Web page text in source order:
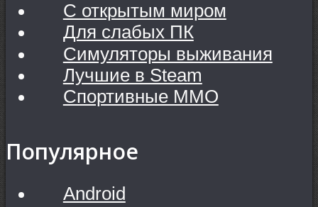
С открытым миром
Для слабых ПК
Симуляторы выживания
Лучшие в Steam
Спортивные MMO
Популярное
Android